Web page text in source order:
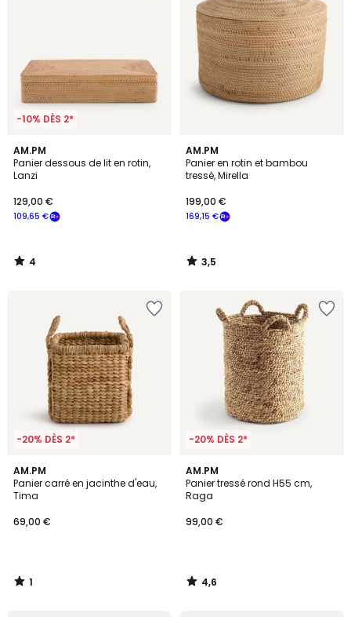
-10% DÈS 2*
AM.PM
Panier dessous de lit en rotin,
Lanzi
109,65 €
129,00 €
4
/
5
4
/
AM.PM
Panier en rotin et bambou
tressé, Mirella
169,15 €
199,00 €
3,5
/ 5
3,5
/
-20% DÈS 2*
AM.PM
Panier carré en jacinthe d'eau,
Tima
69,00 €
1
/
5
1
/
-20% DÈS 2*
AM.PM
Panier tressé rond H55 cm,
Raga
99,00 €
4,6
/ 5
4,6
/